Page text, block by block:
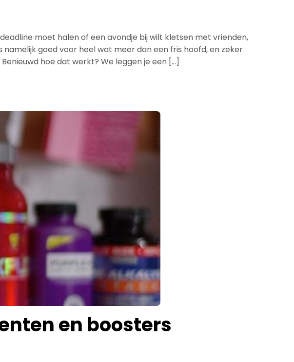
moet halen of een avondje bij wilt kletsen met vrienden,
goed voor heel wat meer dan een fris hoofd, en zeker
hoe dat werkt? We leggen je een […]
en boosters